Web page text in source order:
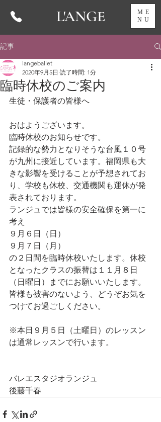
L'ANGE
ME
NU
記事
臨時休校のご案内
langeballet
2020年9月5日 読了時間: 1分
生徒・保護者の皆様へ
おはようございます。
臨時休校のお知らせです。
記録的な勢力となりそうな台風１０号
が九州に接近しています。福岡県も大
きな影響を受けることが予想されてお
り、学校も休校、交通機関も運休が発
表されております。
ランジュでは皆様の安全確保を第一に
考え
９月６日（日）
９月７日（月）
の２日間を臨時休校いたします。休校
となったクラスの振替は１１月８日
（日曜日）までにお願いいたします。
皆様も被害のないよう、どうぞお気を
つけてお過ごしください。
※本日９月５日（土曜日）のレッスン
は通常レッスンで行います。
バレエスタジオランジュ
後藤千春